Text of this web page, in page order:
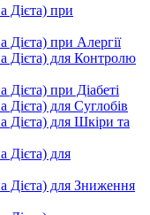
Дієта) при
при Алергії
Дієта) для Контролю
при Діабеті
для Суглобів
Дієта) для Шкіри та
Дієта) для
Дієта) для Зниження